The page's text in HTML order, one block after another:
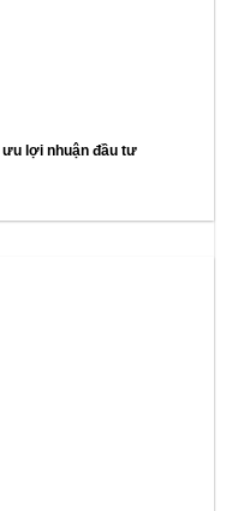
ưu lợi nhuận đầu tư